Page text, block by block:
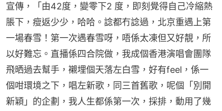
宣傳，「由42度，變零下2 度，即刻覺得自己冷縮熱
脹下，瘦返少少，哈哈。諗都冇諗過，北京重遇上第
一場春雪！第一次遇春雪呀，唔係太凍但又好靚，所
以好難忘。直播係四合院做，我成個香港演唱會團隊
飛晒過去幫手，襯埋個天落左白雪，好有feel，係一
個咁環境之下，唱左新歌，同三首舊歌，呢個「別開
新穎」的企劃，我人生都係第一次，採排，動用了幾